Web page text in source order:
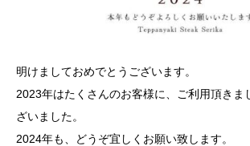
明けましておめでとうございます。
2023年はたくさんのお客様に、ご利用頂きま
ざいました。
2024年も、どうぞ宜しくお願い致します。